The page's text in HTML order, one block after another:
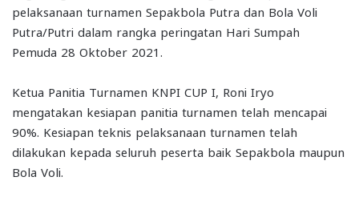
pelaksanaan turnamen Sepakbola Putra dan Bola Voli
Putra/Putri dalam rangka peringatan Hari Sumpah
Pemuda 28 Oktober 2021.
Ketua Panitia Turnamen KNPI CUP I, Roni Iryo
mengatakan kesiapan panitia turnamen telah mencapai
90%. Kesiapan teknis pelaksanaan turnamen telah
dilakukan kepada seluruh peserta baik Sepakbola maupun
Bola Voli.